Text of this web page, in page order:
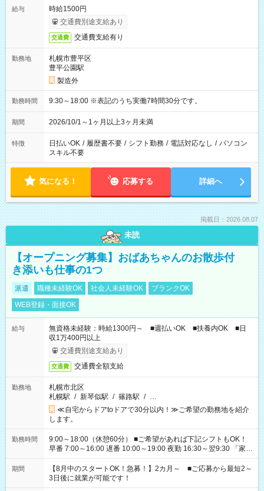
給与
時給1500円
交通費別途支給あり
交通費 交通費支給有り
勤務地
札幌市豊平区
豊平公園駅
製造外
勤務時間 9:30～18:00 ※表記のうち実働7時間30分です。
期間 2026/10/1～1ヶ月以上3ヶ月未満
特徴 日払いOK / 履歴書不要 / シフト勤務 / 電話対応なし / パソコン
スキル不要
気になる！ 応募する 詳細へ
掲載日：2026.08.07
未読
【オープニング募集】おばあちゃんのお散歩付
き添いも仕事の1つ
派遣 職種未経験OK 社会人未経験OK
ブランクOK
WEB登録・面接OK
給与
無資格未経験：時給1300円～ ■週払いOK ■扶養内OK ■日
収1万400円以上
交通費別途支給あり
交通費 交通費全額支給
勤務地
札幌市北区
札幌駅 / 新琴似駅 / 篠路駅 / …
≪自宅からドアtoドアで30分以内！≫ご希望の勤務地を紹介
します。
勤務時間
9:00～18:00（休憩60分） ■ご希望があれば下記シフトもOK！
早番 7:00～16:00 遅番 10:00～19:00 夜勤 16:30～翌9:30 「家族
と休みを合わせたい」 「余裕を持って夕飯の準備がしたい」
「できれば残業はしたくない」 など、ご希望を教えてください
ね。 ※Wワーク希望の方へ 今ご覧のお仕事で希望する勤務時間
と、もう1つのお仕事の勤務時間。 合計で週40時間を超える場
期間
【8月中のスタートOK！急募！】2カ月～ ■ご応募から最短2～
3日後に就業が可能です！